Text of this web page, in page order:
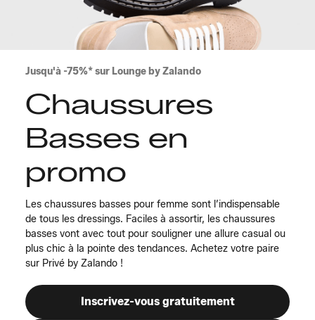
Jusqu'à -75%* sur Lounge by Zalando
Chaussures
Basses en
promo
Les chaussures basses pour femme sont l’indispensable
de tous les dressings. Faciles à assortir, les chaussures
basses vont avec tout pour souligner une allure casual ou
plus chic à la pointe des tendances. Achetez votre paire
sur Privé by Zalando !
Inscrivez-vous gratuitement